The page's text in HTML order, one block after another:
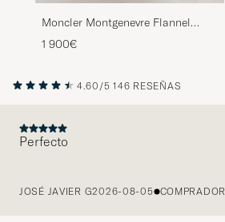
Moncler Montgenevre Flannel
Down Jacket Navy
1 900€
4.60/5 146 RESEÑAS
Perfecto
JOSÉ JAVIER G2026-08-05